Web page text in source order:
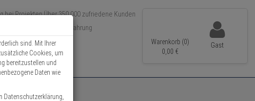
Über 350.000 zufriedene Kunden
Über 15 Jahre Erfahrung
Schneller Versand
Warenkorb (0)
0, 00 €
Gast
sind. Mit Ihrer
Cookies, um
bereitzustellen und
Daten wie
Datenschutzerklärung,